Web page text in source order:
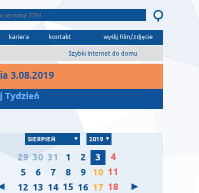
kariera kontakt wyślij film/zdjęcie
Szybki Internet do domu
3.08.2019
Tydzień
SIERPIEŃ 2019
29 30 31 1 2 3
4
5
6 7 8 9 10 11
12 13 14 15 16 17 18